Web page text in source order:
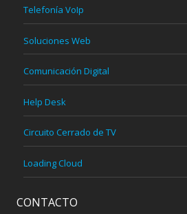
Telefonía VoIp
Soluciones Web
Comunicación Digital
Help Desk
Circuito Cerrado de TV
Loading Cloud
CONTACTO